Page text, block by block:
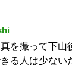
を撮って下山
る人は少ない